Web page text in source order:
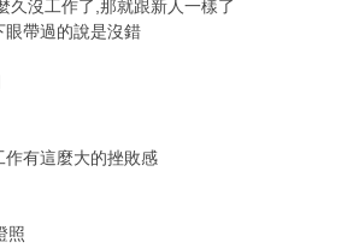
久沒工作了,那就跟新人一樣了
帶過的說是沒錯
有這麼大的挫敗感
照